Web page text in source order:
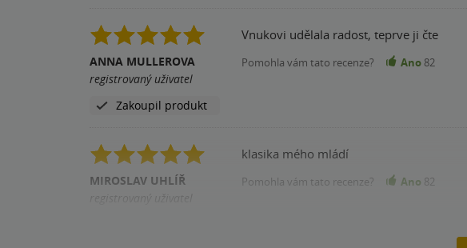
ANNA MULLEROVA
registrovaný uživatel
Zakoupil produkt
Vnukovi udělala radost, teprve ji čte
Pomohla vám tato recenze? Ano 82
MIROSLAV UHLÍŘ
klasika mého mládí
Pomohla vám tato recenze? Ano 82